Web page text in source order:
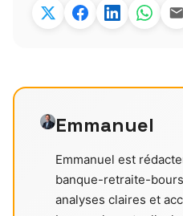
Emmanuel
Emmanuel est
banque-retraite-
analyses claires et